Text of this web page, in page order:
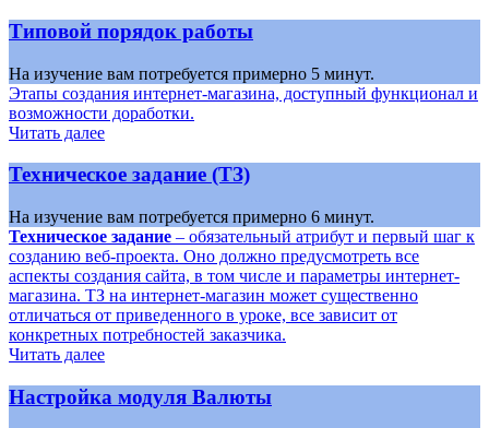
Типовой порядок работы
На изучение вам потребуется примерно 5 минут.
Этапы создания интернет-магазина, доступный функционал и
возможности доработки.
Читать далее
Техническое задание (ТЗ)
На изучение вам потребуется примерно 6 минут.
Техническое задание – обязательный атрибут и первый шаг к
созданию веб-проекта. Оно должно предусмотреть все
аспекты создания сайта, в том числе и параметры интернет-
магазина. ТЗ на интернет-магазин может существенно
отличаться от приведенного в уроке, все зависит от
конкретных потребностей заказчика.
Читать далее
Настройка модуля Валюты